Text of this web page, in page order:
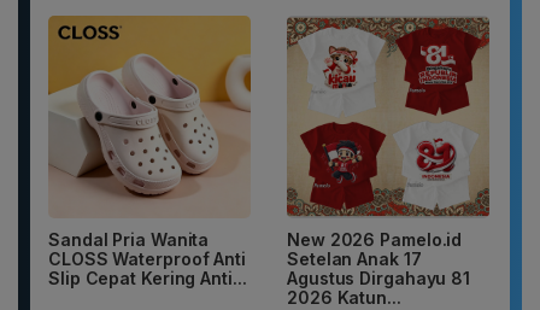
Sandal Pria Wanita
CLOSS Waterproof Anti
Slip Cepat Kering Anti...
New 2026 Pamelo.id
Setelan Anak 17
Agustus Dirgahayu 81
2026 Katun...